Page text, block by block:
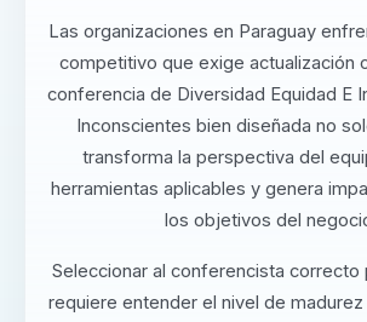
Las organizaciones en Paraguay
competitivo que exige actualización
conferencia de Diversidad Equidad E
Inconscientes bien diseñada no
transforma la perspectiva del
herramientas aplicables y genera
los objetivos del
Seleccionar al conferencista correcto
requiere entender el nivel de madurez